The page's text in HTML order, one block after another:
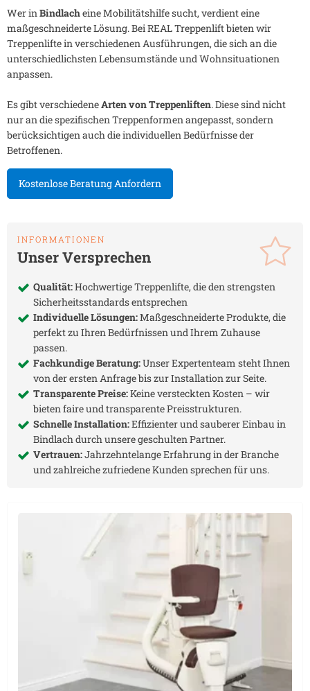
Wer inBindlacheine Mobilitätshilfe sucht, verdient eine
maßgeschneiderte Lösung. Bei REAL Treppenlift bieten wir
Treppenlifte in verschiedenen Ausführungen, die sich an die
unterschiedlichsten Lebensumstände und Wohnsituationen
anpassen.
Es gibt verschiedeneArten von Treppenliften. Diese sind nicht
nur an die spezifischen Treppenformen angepasst, sondern
berücksichtigen auch die individuellen Bedürfnisse der
Betroffenen.
Kostenlose Beratung Anfordern
INFORMATIONEN
Unser Versprechen
Qualität:Hochwertige Treppenlifte, die den strengsten
Sicherheitsstandards entsprechen
Individuelle Lösungen:Maßgeschneiderte Produkte, die
perfekt zu Ihren Bedürfnissen und Ihrem Zuhause
passen.
Fachkundige Beratung:Unser Expertenteam steht Ihnen
von der ersten Anfrage bis zur Installation zur Seite.
Transparente Preise:Keine versteckten Kosten – wir
bieten faire und transparente Preisstrukturen.
Schnelle Installation:Effizienter und sauberer Einbau in
Bindlachdurch unsere geschulten Partner.
Vertrauen:Jahrzehntelange Erfahrung in der Branche
und zahlreiche zufriedene Kunden sprechen für uns.